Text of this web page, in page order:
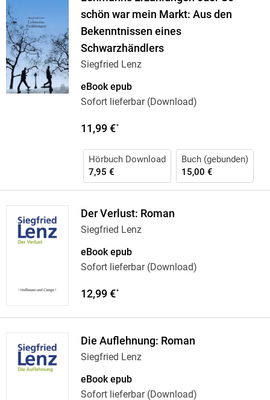
schön war mein Markt: Aus den
Bekenntnissen eines
Schwarzhändlers
Siegfried Lenz
eBook epub
Sofort lieferbar (Download)
11,99 €*
Hörbuch Download
7,95 €
Buch (gebunden)
15,00 €
Der Verlust: Roman
Siegfried Lenz
eBook epub
Sofort lieferbar (Download)
12,99 €*
Die Auflehnung: Roman
Siegfried Lenz
eBook epub
Sofort lieferbar (Download)